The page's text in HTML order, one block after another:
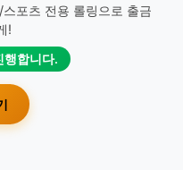
포츠 전용 롤링으로 출금
!
행합니다.